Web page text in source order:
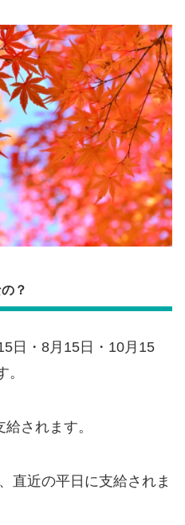
？
日・8月15日・10月15
されます。
直近の平日に支給されま